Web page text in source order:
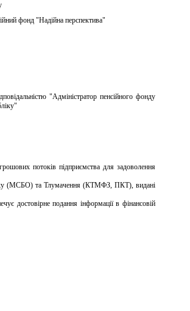
фонд "Надійна перспектива"
"Адміністратор пенсійного фонду
потоків підприємства для задоволення
(МСБО) та Тлумачення (КТМФЗ, ПКТ), видані
достовірне подання інформації в фінансовій